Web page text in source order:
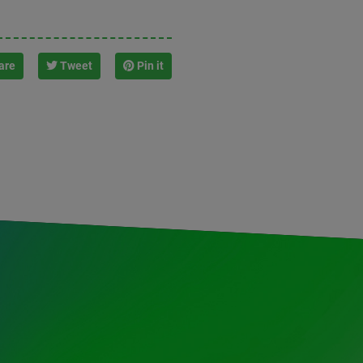
Tweet Pin it